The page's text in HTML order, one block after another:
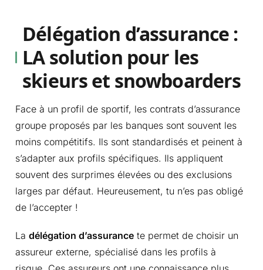
Délégation d’assurance :
LA solution pour les
skieurs et snowboarders
Face à un profil de sportif, les contrats d’assurance
groupe proposés par les banques sont souvent les
moins compétitifs. Ils sont standardisés et peinent à
s’adapter aux profils spécifiques. Ils appliquent
souvent des surprimes élevées ou des exclusions
larges par défaut. Heureusement, tu n’es pas obligé
de l’accepter !
Ladélégation d’assurance te permet de choisir un
assureur externe, spécialisé dans les profils à